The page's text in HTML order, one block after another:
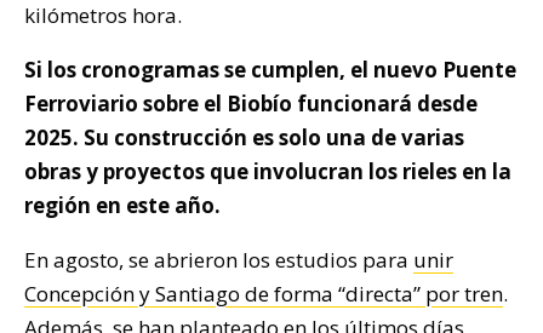
kilómetros hora.
Si los cronogramas se cumplen, el nuevo Puente
Ferroviario sobre el Biobío funcionará desde
2025. Su construcción es solo una de varias
obras y proyectos que involucran los rieles en la
región en este año.
En agosto, se abrieron los estudios para unir
Concepción y Santiago de forma “directa” por tren.